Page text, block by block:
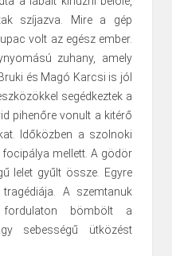
szíjazva. Mire a gép
volt az egész ember.
zuhany, amely
és Magó Karcsi is jól
segédkeztek a
pihenőre vonult a kitérő
Időközben a szolnoki
mellett. A gödör
lelet gyűlt össze. Egyre
A szemtanuk
bömbölt a
sebességű ütközést